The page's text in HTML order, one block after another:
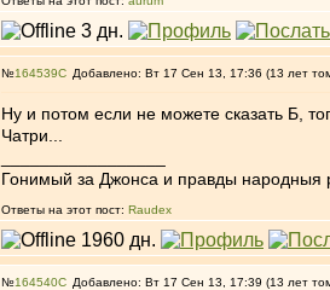
№164539 Добавлено: Вт 17 Сен 13, 17:36 (13 лет
Ну и потом если не можете сказать Б,
Чатри...
Гонимый за Джонса и правды народныя
Ответы на этот пост: Raudex
№164540 Добавлено: Вт 17 Сен 13, 17:39 (13 лет